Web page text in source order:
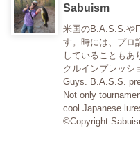
Sabuism
米国のB.A.S.S.や
す。時には、プロ
していることもあ
クルインプレッ
Guys. B.A.S.S.
Not only
cool Japanese
©Copyright